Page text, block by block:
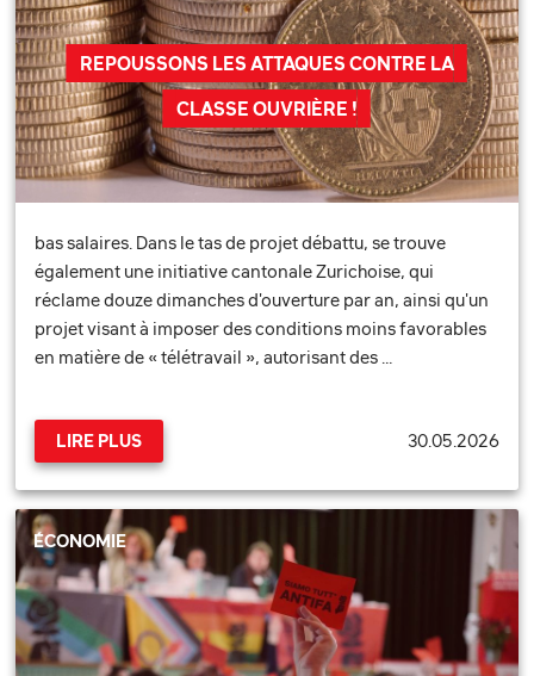
REPOUSSONS LES ATTAQUES CONTRE LA
CLASSE OUVRIÈRE !
bas salaires. Dans le tas de projet débattu, se trouve
également une initiative cantonale Zurichoise, qui
réclame douze dimanches d'ouverture par an, ainsi qu'un
projet visant à imposer des conditions moins favorables
en matière de « télétravail », autorisant des …
LIRE PLUS 30.05.2026
ÉCONOMIE